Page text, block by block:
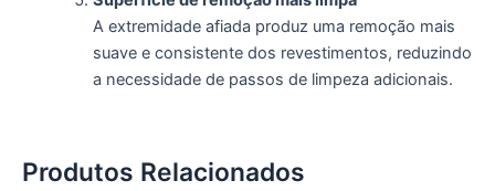
A extremidade afiada produz uma remoção mais
suave e consistente dos revestimentos, reduzindo
a necessidade de passos de limpeza adicionais.
Produtos Relacionados